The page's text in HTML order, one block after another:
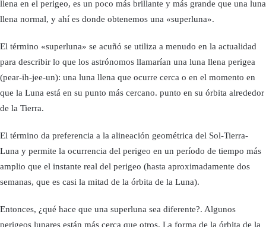
llena en el perigeo, es un poco más brillante y más grande que una luna
llena normal, y ahí es donde obtenemos una «superluna».
El término «superluna» se acuñó se utiliza a menudo en la actualidad
para describir lo que los astrónomos llamarían una luna llena perigea
(pear-ih-jee-un): una luna llena que ocurre cerca o en el momento en
que la Luna está en su punto más cercano. punto en su órbita alrededor
de la Tierra.
El término da preferencia a la alineación geométrica del Sol-Tierra-
Luna y permite la ocurrencia del perigeo en un período de tiempo más
amplio que el instante real del perigeo (hasta aproximadamente dos
semanas, que es casi la mitad de la órbita de la Luna).
Entonces, ¿qué hace que una superluna sea diferente?. Algunos
perigeos lunares están más cerca que otros. La forma de la órbita de la